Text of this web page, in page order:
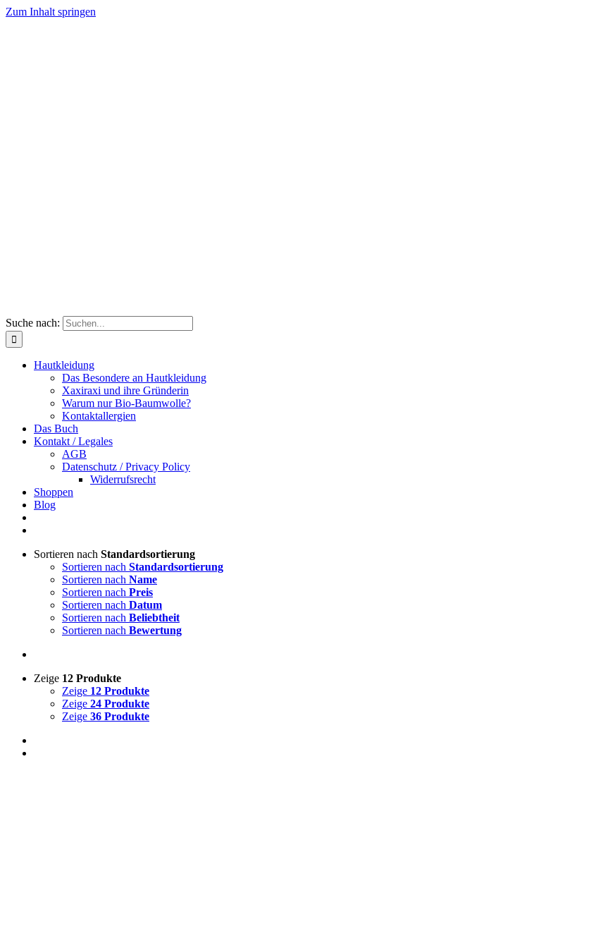
Zum Inhalt springen
Suche nach:
Hautkleidung
Das Besondere an Hautkleidung
Xaxiraxi und ihre Gründerin
Warum nur Bio-Baumwolle?
Kontaktallergien
Das Buch
Kontakt / Legales
AGB
Datenschutz / Privacy Policy
Widerrufsrecht
Shoppen
Blog
Sortieren nach Standardsortierung
Sortieren nach Standardsortierung
Sortieren nach Name
Sortieren nach Preis
Sortieren nach Datum
Sortieren nach Beliebtheit
Sortieren nach Bewertung
Zeige 12 Produkte
Zeige 12 Produkte
Zeige 24 Produkte
Zeige 36 Produkte